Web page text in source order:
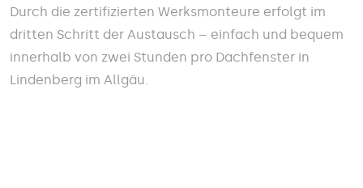
Durch die zertifizierten Werksmonteure erfolgt im
dritten Schritt der Austausch – einfach und bequem
innerhalb von zwei Stunden pro Dachfenster in
Lindenberg im Allgäu.